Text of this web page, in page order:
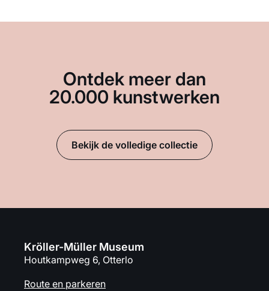
Ontdek meer dan
20.000 kunstwerken
Bekijk de volledige collectie
Kröller-Müller Museum
Houtkampweg 6, Otterlo
Route en parkeren